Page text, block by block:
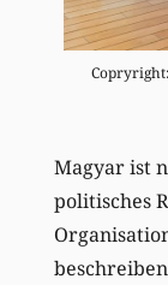
Magyar ist
politisches